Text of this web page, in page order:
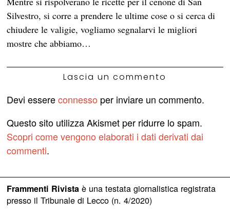
Silvestro, si corre a prendere le ultime cose o si cerca di
chiudere le valigie, vogliamo segnalarvi le migliori
mostre che abbiamo…
Lascia un commento
Devi essereconnesso per inviare un commento.
Questo sito utilizza Akismet per ridurre lo spam.
Scopri come vengono elaborati i dati derivati dai
commenti.
Frammenti Rivistaè una testata giornalistica registrata
presso il Tribunale di Lecco (n. 4/2020)